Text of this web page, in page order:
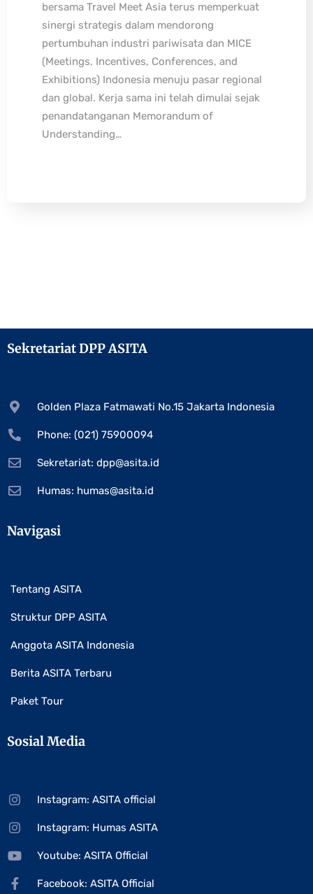
bersama Travel Meet Asia terus memperkuat
sinergi strategis dalam mendorong
pertumbuhan industri pariwisata dan MICE
(Meetings, Incentives, Conferences, and
Exhibitions) Indonesia menuju pasar regional
dan global. Kerja sama ini telah dimulai sejak
penandatanganan Memorandum of
Understanding…
Sekretariat DPP ASITA
Golden Plaza Fatmawati No.15 Jakarta Indonesia
Phone: (021) 75900094
Sekretariat: dpp@asita.id
Humas: humas@asita.id
Navigasi
Tentang ASITA
Struktur DPP ASITA
Anggota ASITA Indonesia
Berita ASITA Terbaru
Paket Tour
Sosial Media
Instagram: ASITA official
Instagram: Humas ASITA
Youtube: ASITA Official
Facebook: ASITA Official